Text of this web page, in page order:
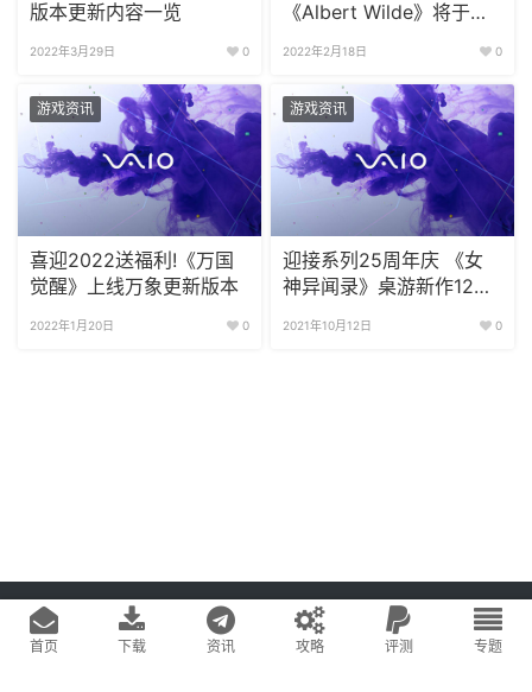
版本更新内容一览
2022年3月29日 0
《Albert Wilde》将于今
2022年2月18日 0
游戏资讯
喜迎2022送福利!《万国
觉醒》上线万象更新版本
2022年1月20日 0
游戏资讯
迎接系列25周年庆 《女
神异闻录》桌游新作12月
2021年10月12日 0
Copyright © 2020 游戏易站 版权所有 鄂ICP备2022019269号-1
网站地图
首页
下载 资讯 攻略 评测 专题